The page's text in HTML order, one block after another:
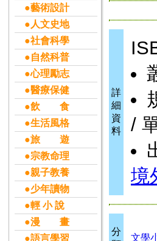
●藝術設計
●人文史地
●社會科學
●自然科普
●心理勵志
●醫療保健
●飲 食
●生活風格
●旅 遊
●宗教命理
●親子教養
●少年讀物
●輕 小 說
●漫 畫
●語言學習
詳
細
資
料
/
境
分
文學